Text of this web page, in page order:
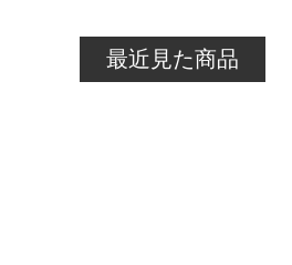
最近見た商品